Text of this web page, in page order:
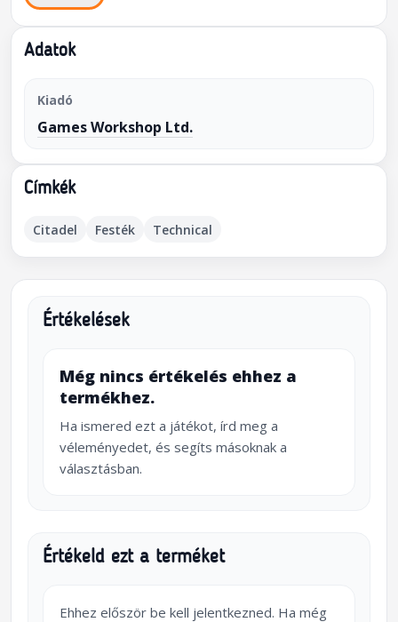
Adatok
Kiadó
Games Workshop Ltd.
Címkék
Citadel Festék Technical
Értékelések
Még nincs értékelés ehhez a
termékhez.
Ha ismered ezt a játékot, írd meg a
véleményedet, és segíts másoknak a
választásban.
Értékeld ezt a terméket
Ehhez először be kell jelentkezned. Ha még